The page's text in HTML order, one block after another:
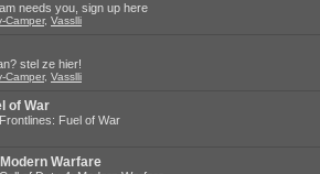
needs you, sign up here
Camper, Vasslli
stel ze hier!
Camper, Vasslli
of War
Fuel of War
Warfare